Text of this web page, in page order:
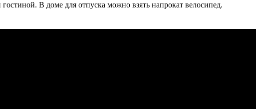
В доме для отпуска можно взять напрокат велосипед.